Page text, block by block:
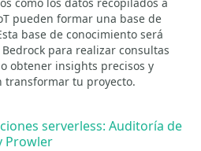
pueden formar una base de
base de conocimiento será
para realizar consultas
obtener insights precisos y
transformar tu proyecto.
serverless: Auditoría de
Prowler